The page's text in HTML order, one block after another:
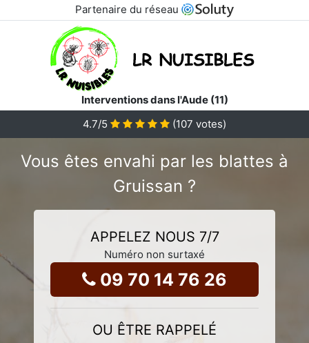
Partenaire du réseau
Interventions dans l'Aude (11)
4.7/5 (107 votes)
Vous êtes envahi par les blattes à
Gruissan ?
APPELEZ NOUS 7/7
Numéro non surtaxé
09 70 14 76 26
OU ÊTRE RAPPELÉ